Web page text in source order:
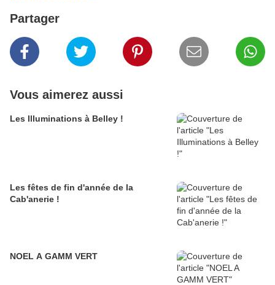
Partager
Vous aimerez aussi
Les Illuminations à Belley !
Les fêtes de fin d'année de la
Cab'anerie !
NOEL A GAMM VERT